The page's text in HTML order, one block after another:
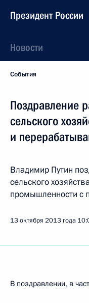
Президент России
Новости
События
Поздравление
сельского
и
Владимир Путин
сельского
промышленности с
13 октября 2013 года
В поздравлении, в